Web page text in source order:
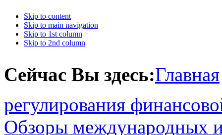
Skip to content
Skip to main navigation
Skip to 1st column
Skip to 2nd column
Сейчас Вы здесь:Главная
регулирования
Обзоры международных